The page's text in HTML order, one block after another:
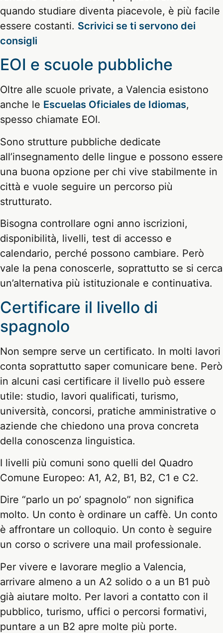
quando studiare diventa piacevole, è più facile
essere costanti. Scrivici se ti servono dei
consigli
EOI e scuole pubbliche
Oltre alle scuole private, a Valencia esistono
anche le Escuelas Oficiales de Idiomas,
spesso chiamate EOI.
Sono strutture pubbliche dedicate
all’insegnamento delle lingue e possono essere
una buona opzione per chi vive stabilmente in
città e vuole seguire un percorso più
strutturato.
Bisogna controllare ogni anno iscrizioni,
disponibilità, livelli, test di accesso e
calendario, perché possono cambiare. Però
vale la pena conoscerle, soprattutto se si cerca
un’alternativa più istituzionale e continuativa.
Certificare il livello di
spagnolo
Non sempre serve un certificato. In molti lavori
conta soprattutto saper comunicare bene. Però
in alcuni casi certificare il livello può essere
utile: studio, lavori qualificati, turismo,
università, concorsi, pratiche amministrative o
aziende che chiedono una prova concreta
della conoscenza linguistica.
I livelli più comuni sono quelli del Quadro
Comune Europeo: A1, A2, B1, B2, C1 e C2.
Dire “parlo un po’ spagnolo” non significa
molto. Un conto è ordinare un caffè. Un conto
è affrontare un colloquio. Un conto è seguire
un corso o scrivere una mail professionale.
Per vivere e lavorare meglio a Valencia,
arrivare almeno a un A2 solido o a un B1 può
già aiutare molto. Per lavori a contatto con il
pubblico, turismo, uffici o percorsi formativi,
puntare a un B2 apre molte più porte.